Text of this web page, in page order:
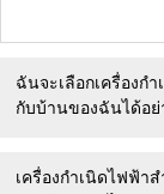
ฉันจะเลือกเครื่องก
กับบ้านของฉันได้อย่
เครื่องกำเนิดไฟฟ้า